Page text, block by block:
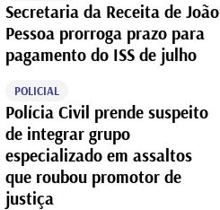
Secretaria da Receita de João
Pessoa prorroga prazo para
pagamento do ISS de julho
POLICIAL
Polícia Civil prende suspeito
de integrar grupo
especializado em assaltos
que roubou promotor de
justiça